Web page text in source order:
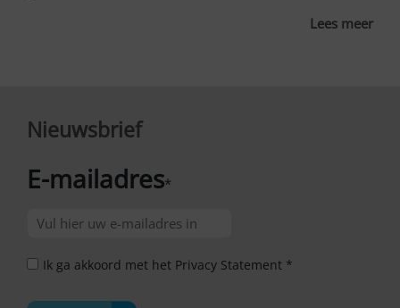
Lees meer
Nieuwsbrief
E-mailadres*
Ik ga akkoord met het Privacy Statement *